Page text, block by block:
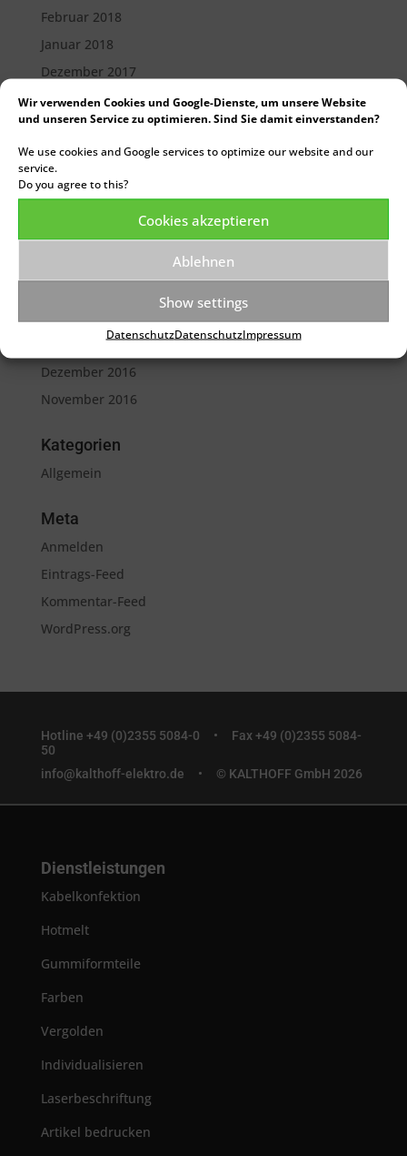
Wir verwenden Cookies und Google-Dienste, um unsere Website
und unseren Service zu optimieren. Sind Sie damit einverstanden?
We use cookies and Google services to optimize our website and our
service.
Do you agree to this?
Cookies akzeptieren
Ablehnen
Show settings
DatenschutzDatenschutzImpressum
Februar 2018
Januar 2018
Dezember 2017
Oktober 2017
September 2017
August 2017
Juli 2017
Mai 2017
Februar 2017
Januar 2017
Dezember 2016
November 2016
Kategorien
Allgemein
Meta
Anmelden
Eintrags-Feed
Kommentar-Feed
WordPress.org
Hotline +49 (0)2355 5084-0 • Fax +49 (0)2355 5084-
50
info@kalthoff-elektro.de • © KALTHOFF GmbH 2026
Dienstleistungen
Kabelkonfektion
Hotmelt
Gummiformteile
Farben
Vergolden
Individualisieren
Laserbeschriftung
Artikel bedrucken